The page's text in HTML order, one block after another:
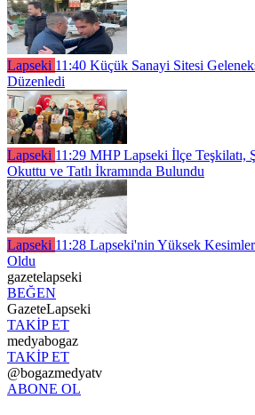
Lapseki 11:40 Küçük Sanayi Sitesi
Düzenledi
Lapseki 11:29 MHP Lapseki İlçe Teşkilatı,
Okuttu ve Tatlı İkramında Bulundu
Lapseki 11:28 Lapseki'nin Yüksek
Oldu
gazetelapseki
BEĞEN
GazeteLapseki
TAKİP ET
medyabogaz
TAKİP ET
@bogazmedyatv
ABONE OL